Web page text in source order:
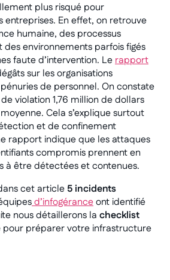
plus risqué pour
entreprises. En effet, on retrouve
humaine, des processus
des environnements parfois figés
faute d’intervention. Lerapport
sur les organisations
de personnel. On constate
violation 1,76 million de dollars
Cela s’explique surtout
et de confinement
rapport indique que les attaques
compromis prennent en
à être détectées et contenues.
cet article5 incidents
d’infogéranceont identifié
nous détaillerons la checklist
pour préparer votre infrastructure